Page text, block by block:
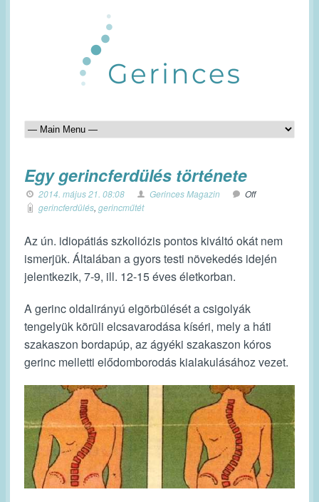
Egy gerincferdülés története
2014. május 21. 08:08 Gerinces Magazin
Off
gerincferdülés, gerincműtét
Az ún. idiopátiás szkoliózis pontos kiváltó okát nem
ismerjük. Általában a gyors testi növekedés idején
jelentkezik, 7-9, ill. 12-15 éves életkorban.
A gerinc oldalirányú elgörbülését a csigolyák
tengelyük körüli elcsavarodása kíséri, mely a háti
szakaszon bordapúp, az ágyéki szakaszon kóros
gerinc melletti elődomborodás kialakulásához vezet.